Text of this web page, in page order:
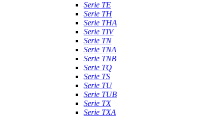
Serie TE
Serie TH
Serie THA
Serie TIV
Serie TN
Serie TNA
Serie TNB
Serie TQ
Serie TS
Serie TU
Serie TUB
Serie TX
Serie TXA